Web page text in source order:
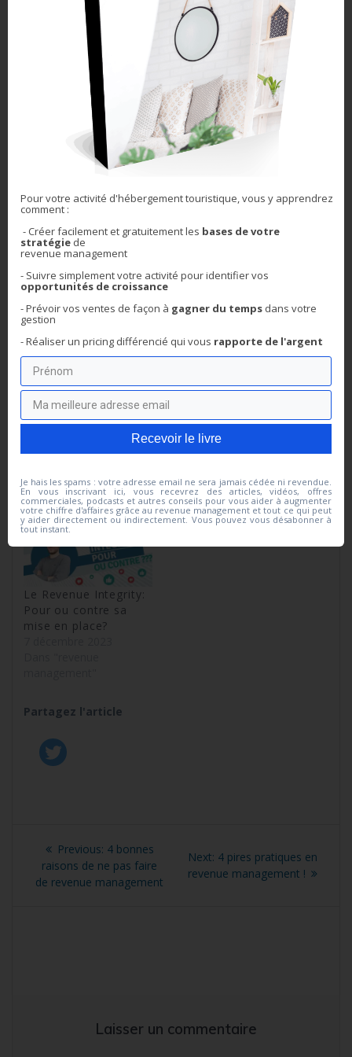
Recevoir le livre
Je hais les spams : votre adresse email ne sera jamais cédée ni
revendue. En vous inscrivant ici, vous recevrez des articles,
vidéos, offres commerciales, podcasts et autres conseils pour
indirectement. Vous pouvez vous désabonner à tout instant.
Montant par
personnes
additionnelles : un
Dans "Débuter avec les
bases"
produits ou service :
comment faire ?
Dans "Non classé"
Le Revenue Integrity:
Pour ou contre sa
mise en place?
Partagez l'article
Navigation
de
Previous: Previous
post:
4 bonnes
raisons de ne pas faire
de revenue management
Next: Next
post:
4 pires pratiques en
revenue management !
Laisser un commentaire
Pour votre activité d'hébergement touristique, vous y apprendrez
comment :
- Créer facilement et gratuitement les bases de votre
stratégie de
revenue management
- Suivre simplement votre activité pouridentifier vos
opportunités de croissance
- Prévoir vos ventes de façon à gagner du temps dans votre
gestion
- Réaliser un pricing différencié qui vous rapporte de l'argent
Recevoir le livre
Je hais les spams : votre adresse email ne sera jamais cédée ni revendue.
En vous inscrivant ici, vous recevrez des articles, vidéos, offres
commerciales, podcasts et autres conseils pour vous aider à augmenter
votre chiffre d'affaires grâce au revenue management et tout ce qui peut
y aider directement ou indirectement. Vous pouvez vous désabonner à
tout instant.